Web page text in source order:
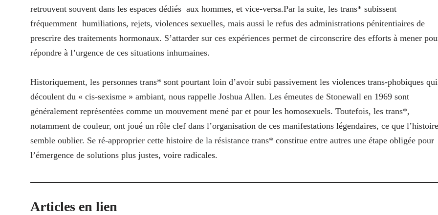
retrouvent souvent dans les espaces dédiés aux hommes, et vice-versa.Par la suite, les trans* subissent
fréquemment humiliations, rejets, violences sexuelles, mais aussi le refus des administrations pénitentiaires de
prescrire des traitements hormonaux. S’attarder sur ces expériences permet de circonscrire des efforts à mener
répondre à l’urgence de ces situations inhumaines.
Historiquement, les personnes trans* sont pourtant loin d’avoir subi passivement les violences trans-phobiques qui
découlent du « cis-sexisme » ambiant, nous rappelle Joshua Allen. Les émeutes de Stonewall en 1969 sont
généralement représentées comme un mouvement mené par et pour les homosexuels. Toutefois, les trans*,
notamment de couleur, ont joué un rôle clef dans l’organisation de ces manifestations légendaires, ce que l’histoire
semble oublier. Se ré-approprier cette histoire de la résistance trans* constitue entre autres une étape obligée pour
l’émergence de solutions plus justes, voire radicales.
Articles en lien